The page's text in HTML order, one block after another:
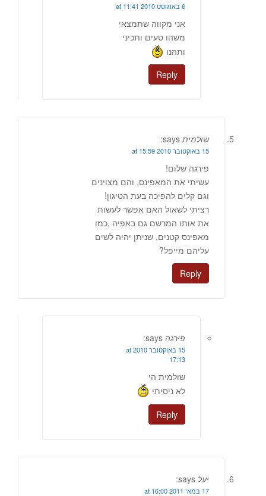
6 באוגוסט 2010 at 11:41
אני מקווה שתמצאי
משהו טעים ותכיני
ותהנו
Reply
שולמית says:
15 באוקטובר 2010 at 15:59
פירגה שלום!
עשיתי את המאפינס, והם מצוינים
וגם קלים להפיכה בעת הטיגון!
רציתי לשאול האם אפשר לעשות
את אותו המרשם גם באפיה ,כמו
מאפינס קטנים, שניתן יהיה לשים
עליהם מייפל?
Reply
פירגה says:
15 באוקטובר 2010 at
17:13
שולמית הי
לא ניסיתי
Reply
יעל says:
17 במאי 2011 at 16:00